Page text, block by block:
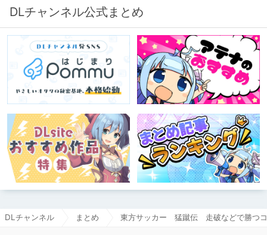
DLチャンネル公式まとめ
DLチャンネル まとめ 東方サッカー 猛蹴伝 走破などで勝つ